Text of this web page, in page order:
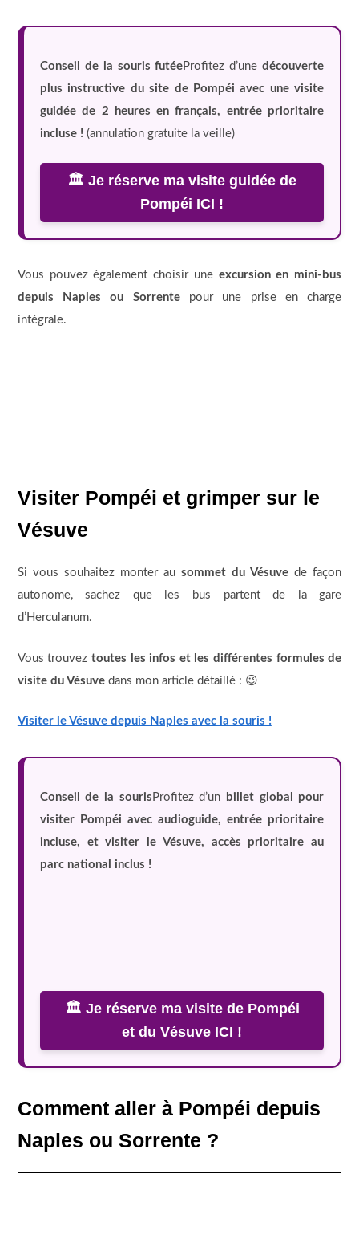
Conseil de la souris futéeProfitez d’unedécouverte
plus instructive du site de Pompéi avec une visite
guidée de 2 heures en français, entrée prioritaire
incluse ! (annulation gratuite la veille)
🏛️ Je réserve ma visite guidée de
Pompéi ICI !
Vous pouvez également choisir une excursion en mini-bus
depuis Naples ou Sorrentepour une prise en charge
intégrale.
Visiter Pompéi et grimper sur le
Vésuve
Si vous souhaitez monter ausommet du Vésuve de façon
autonome, sachez que les bus partent de la gare
d’Herculanum.
Vous trouveztoutes les infos et les différentes formules de
visite du Vésuvedans mon article détaillé : 😉
Visiter le Vésuve depuis Naples avec la souris !
Conseil de la souris Profitez d’un billet global pour
visiter Pompéi avec audioguide, entrée prioritaire
incluse, et visiter le Vésuve, accès prioritaire au
parc national inclus !
🏛️ Je réserve ma visite de Pompéi
et du Vésuve ICI !
Comment aller à Pompéi depuis
Naples ou Sorrente ?